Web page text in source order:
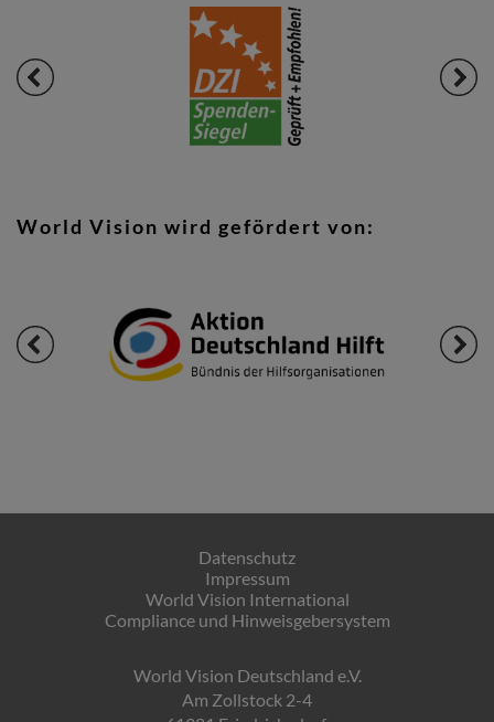
World Vision wird gefördert von:
Datenschutz
Impressum
World Vision International
Compliance und Hinweisgebersystem
World Vision Deutschland e.V.
Am Zollstock 2-4